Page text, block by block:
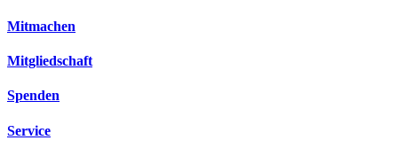
Mitmachen
Mitgliedschaft
Spenden
Service